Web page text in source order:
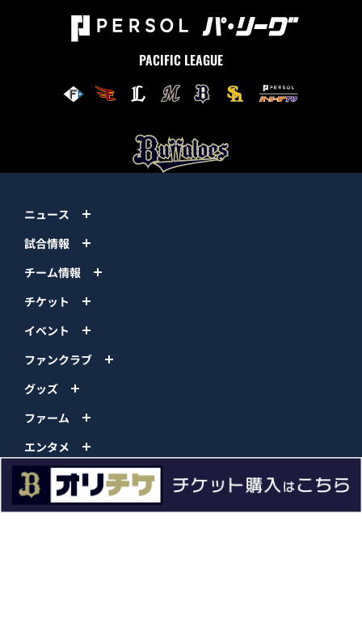
PACIFIC LEAGUE
ニュース
試合情報
チーム情報
チケット
イベント
ファンクラブ
グッズ
ファーム
エンタメ
スタジアム
スポンサー